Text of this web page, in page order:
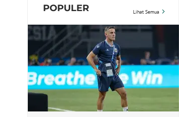
POPULER Lihat Semua